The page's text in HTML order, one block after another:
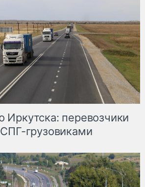
перевозчики
грузовиками